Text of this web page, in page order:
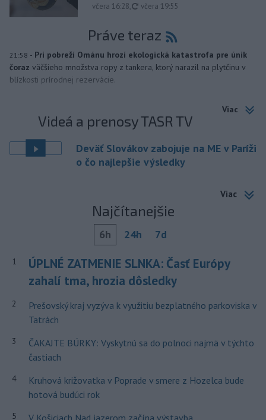
včera 16:28, aktualizované
včera 19:55
Práve teraz
21:58 - Pri pobreží Ománu hrozí ekologická katastrofa pre únik
čoraz väčšieho množstva ropy z tankera, ktorý narazil na plytčinu v
blízkosti prírodnej rezervácie.
Viac
Videá a prenosy TASR TV
Deväť Slovákov zabojuje na ME v Paríži
o čo najlepšie výsledky
Viac
Najčítanejšie
6h 24h 7d
1
ÚPLNÉ ZATMENIE SLNKA: Časť Európy
zahalí tma, hrozia dôsledky
2
Prešovský kraj vyzýva k využitiu bezplatného parkoviska v
Tatrách
3
ČAKAJTE BÚRKY: Vyskytnú sa do polnoci najmä v týchto
častiach
4
Kruhová križovatka v Poprade v smere z Hozelca bude
hotová budúci rok
5 V Košiciach Nad jazerom začína výstavba